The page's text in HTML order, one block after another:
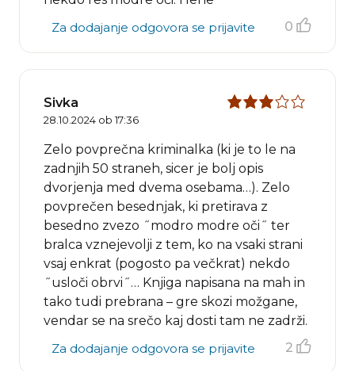
Za dodajanje odgovora se prijavite
0
Sivka
28.10.2024 ob 17:36
Zelo povprečna kriminalka (ki je to le na
zadnjih 50 straneh, sicer je bolj opis
dvorjenja med dvema osebama…). Zelo
povprečen besednjak, ki pretirava z
besedno zvezo ˝modro modre oči˝ ter
bralca vznejevolji z tem, ko na vsaki strani
vsaj enkrat (pogosto pa večkrat) nekdo
˝usloči obrvi˝… Knjiga napisana na mah in
tako tudi prebrana – gre skozi možgane,
vendar se na srečo kaj dosti tam ne zadrži.
Za dodajanje odgovora se prijavite
2